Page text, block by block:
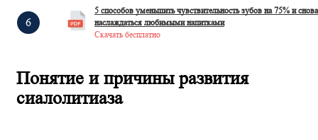
5 способов уменьшить чувствительность зубов на 75% и снова
наслаждаться любимыми напитками
Скачать бесплатно
Понятие и причины развития
сиалолитиаза